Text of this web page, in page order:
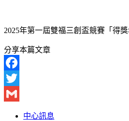
2025年第一屆雙福三創盃競賽「得獎
分享本篇文章
Facebook
Twitter
中心訊息